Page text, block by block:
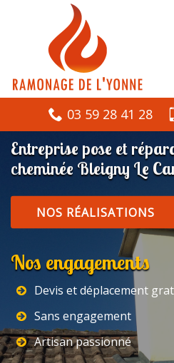
03 59 28 41 28
Entreprise pose et
cheminée Bleigny Le
NOS RÉALISATIONS
Nos engagements
Devis et déplacement
Sans engagement
Artisan passionné